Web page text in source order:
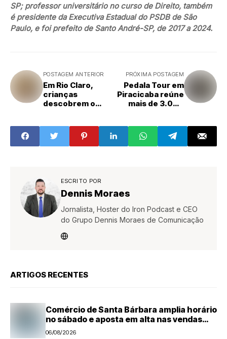
SP; professor universitário no curso de Direito, também
é presidente da Executiva Estadual do PSDB de São
Paulo, e foi prefeito de Santo André-SP, de 2017 a 2024.
POSTAGEM ANTERIOR
Em Rio Claro,
crianças
descobrem o
Ginástica Rítmica
PRÓXIMA POSTAGEM
Pedala Tour em
Piracicaba reúne
mais de 3.000
saúde
ESCRITO POR
Dennis Moraes
Jornalista, Hoster do Iron Podcast e CEO
do Grupo Dennis Moraes de Comunicação
ARTIGOS RECENTES
Comércio de Santa Bárbara amplia horário
no sábado e aposta em alta nas vendas
para o Dia dos Pais
06/08/2026